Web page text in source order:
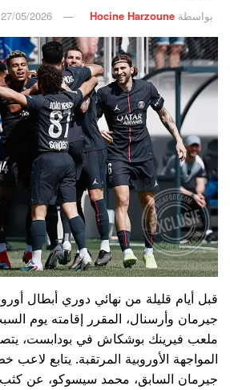
بواسطة Hocine Harzoune
27/05/2026
قبل أيام قليلة من نهائي دوري أبطال
ملعب فيرينك بوشكاش في بودابست،
المواجهة الأوروبية المرتقبة. يتابع
جيرمان السابق، محمد سيسوكو، عن